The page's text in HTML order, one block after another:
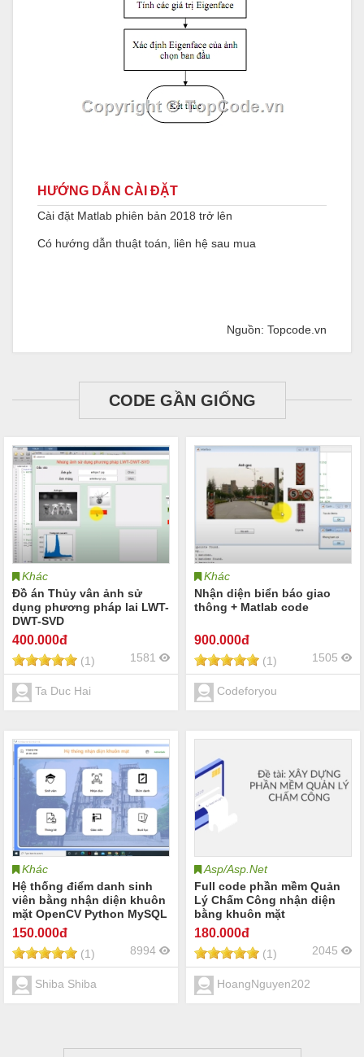
HƯỚNG DẪN CÀI ĐẶT
Cài đặt Matlab phiên bản 2018 trở lên
Có hướng dẫn thuật toán, liên hệ sau mua
Nguồn: Topcode.vn
CODE GẦN GIỐNG
Khác
Đồ án Thủy vân ảnh sử
dụng phương pháp lai LWT-
DWT-SVD
400.000đ
(1) 1581
Ta Duc Hai
Khác
Nhận diện biển báo giao
thông + Matlab code
900.000đ
(1) 1505
Codeforyou
Khác
Hệ thống điểm danh sinh
viên bằng nhận diện khuôn
mặt OpenCV Python MySQL
Tkinter
150.000đ
(1) 8994
Shiba Shiba
Asp/Asp.Net
Full code phần mềm Quản
Lý Chấm Công nhận diện
bằng khuôn mặt
180.000đ
(1) 2045
HoangNguyen202